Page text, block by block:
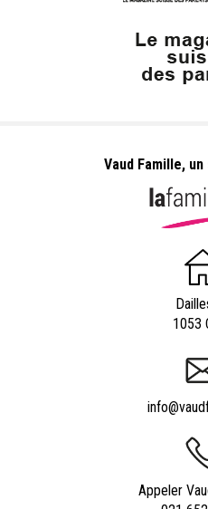
Vaud Famille,
1053
Appeler